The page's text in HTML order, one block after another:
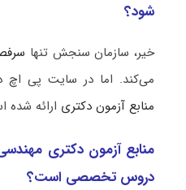
شود؟
خیر، سازمان سنجش تنها
می‌کند. اما در سایت پی
منابع آزمون دکتری ارائه شده
منابع آزمون دکتری
دروس تخصصی است؟